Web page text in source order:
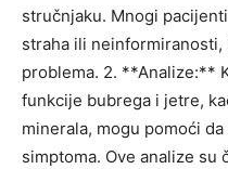
stručnjaku. Mnogi
straha ili
problema. 2. **Analize:**
funkcije bubrega i jetre,
minerala, mogu pomoći
simptoma. Ove analize su